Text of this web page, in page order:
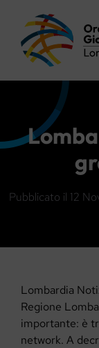
contenuto
Pubblicato il 12
Lombardia
Regione
importante: è
network. A